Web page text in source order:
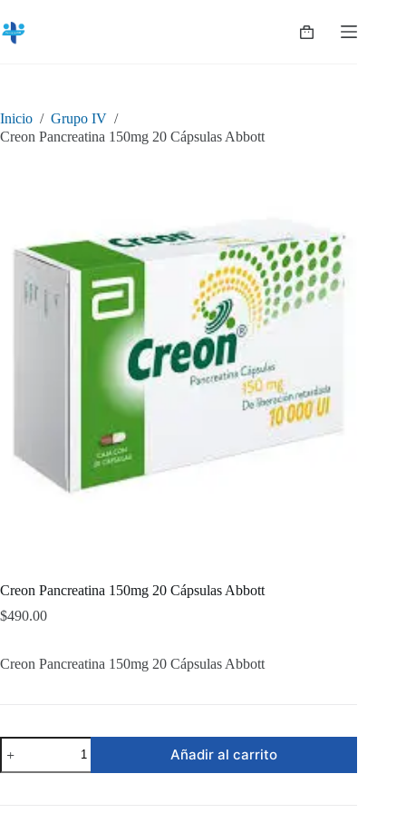
al
contenido
Shopping
Inicio / Grupo IV /
Creon Pancreatina 150mg 20 Cápsulas Abbott
Creon Pancreatina 150mg 20 Cápsulas Abbott
$490.00
Creon Pancreatina 150mg 20 Cápsulas Abbott
Creon
Pancreatina
150mg
Añadir al carrito